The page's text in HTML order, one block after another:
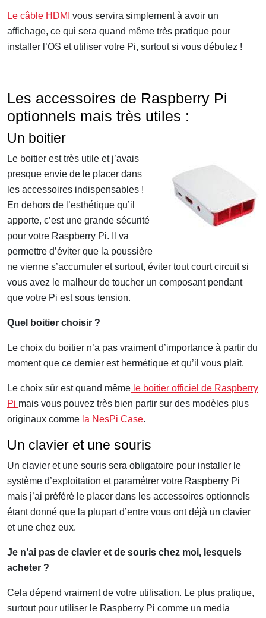
Le câble HDMI vous servira simplement à avoir un
affichage, ce qui sera quand même très pratique pour
installer l’OS et utiliser votre Pi, surtout si vous débutez !
Les accessoires de Raspberry Pi
optionnels mais très utiles :
Un boitier
Le boitier est très utile et j’avais
presque envie de le placer dans
les accessoires indispensables !
En dehors de l’esthétique qu’il
apporte, c’est une grande sécurité
pour votre Raspberry Pi. Il va
permettre d’éviter que la poussière
ne vienne s’accumuler et surtout, éviter tout court circuit si
vous avez le malheur de toucher un composant pendant
que votre Pi est sous tension.
Quel boitier choisir ?
Le choix du boitier n’a pas vraiment d’importance à partir du
moment que ce dernier est hermétique et qu’il vous plaît.
Le choix sûr est quand même le boitier officiel de Raspberry
Pi mais vous pouvez très bien partir sur des modèles plus
originaux comme la NesPi Case.
Un clavier et une souris
Un clavier et une souris sera obligatoire pour installer le
système d’exploitation et paramétrer votre Raspberry Pi
mais j’ai préféré le placer dans les accessoires optionnels
étant donné que la plupart d’entre vous ont déjà un clavier
et une chez eux.
Je n’ai pas de clavier et de souris chez moi, lesquels
acheter ?
Cela dépend vraiment de votre utilisation. Le plus pratique,
surtout pour utiliser le Raspberry Pi comme un media